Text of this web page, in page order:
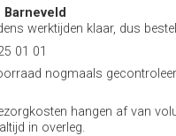
werktijden klaar, dus
01 01
nogmaals
hangen af van
in overleg.